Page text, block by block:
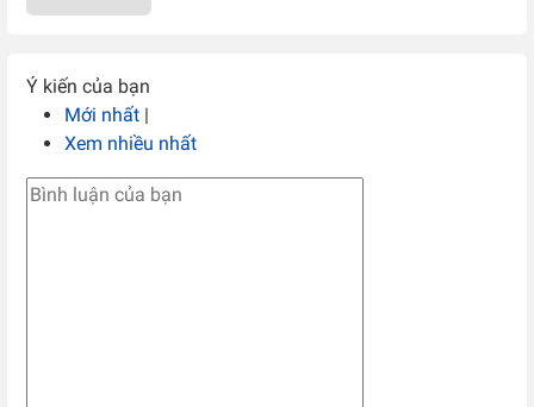
Ý kiến của bạn
Mới nhất |
Xem nhiều nhất